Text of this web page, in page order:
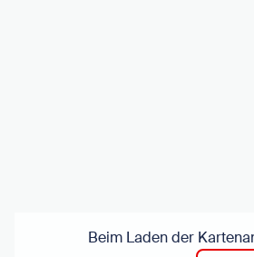
Beim Laden der